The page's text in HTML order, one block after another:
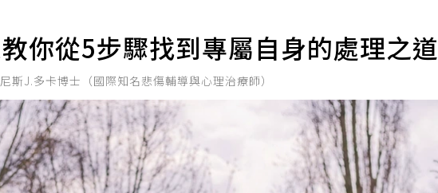
你從5步驟找到專屬自身的處理之道
斯J.多卡博士（國際知名悲傷輔導與心理治療師）